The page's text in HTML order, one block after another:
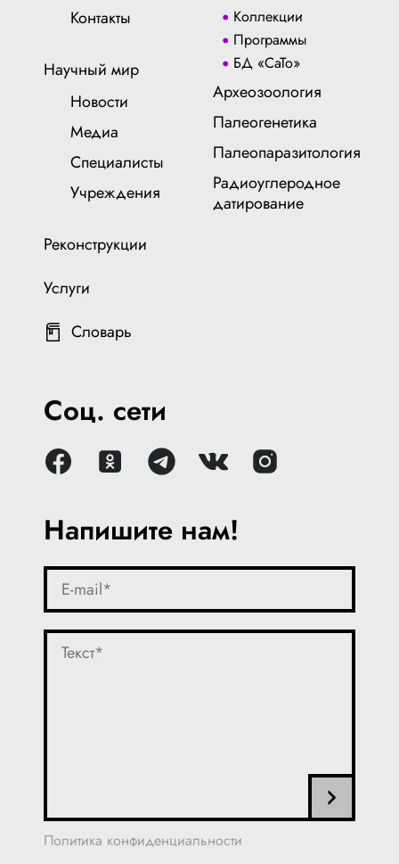
Напишите нам!
Политика конфиденциальности
Контакты
Научный мир
Новости
Медиа
Специалисты
Учреждения
Реконструкции
Услуги
Словарь
Коллекции
Программы
БД «СаТо»
Археозоология
Палеогенетика
Палеопаразитология
Радиоуглеродное
датирование
Соц. сети